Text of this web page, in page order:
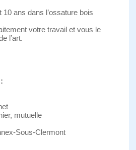
ans dans l’ossature bois
votre travail et vous le
l’art.
mutuelle
Sous-Clermont